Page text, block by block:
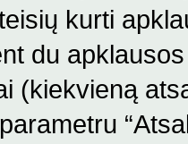
kurti
du
(kiekvieną